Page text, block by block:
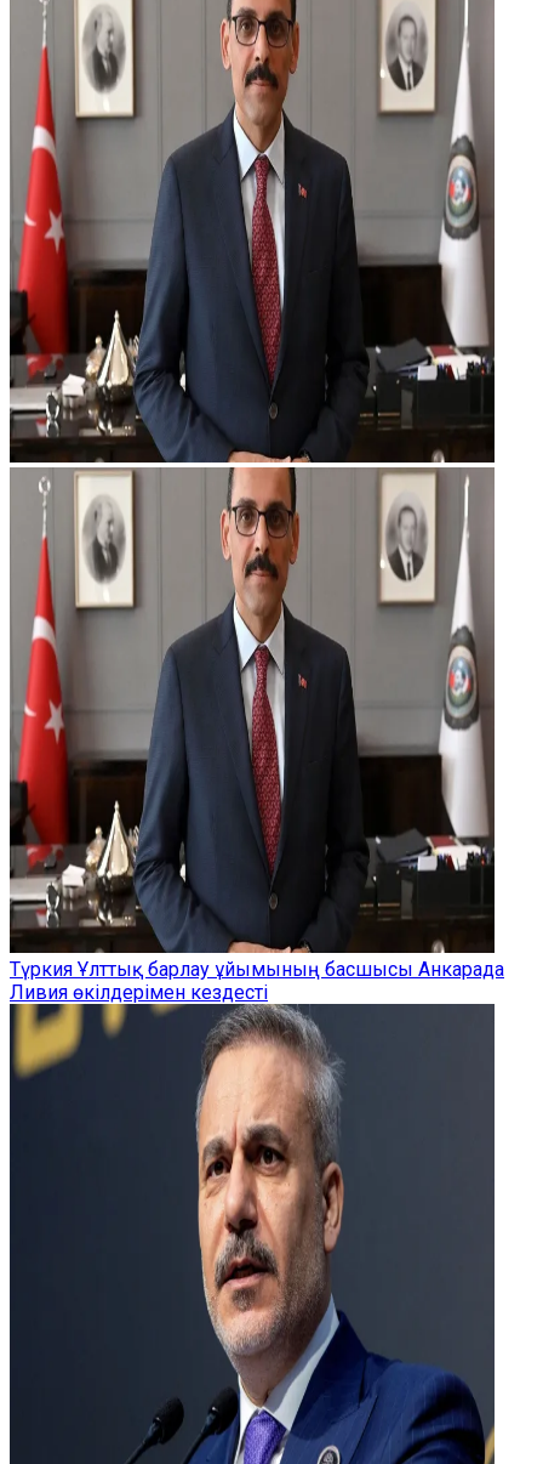
Түркия Ұлттық барлау ұйымының басшысы Анкарада
Ливия өкілдерімен кездесті